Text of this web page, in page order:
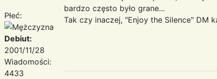
Płeć:
Debiut:
2001/11/28
Wiadomości:
4433
bardzo często było grane...
Tak czy inaczej, "Enjoy the Silence" DM